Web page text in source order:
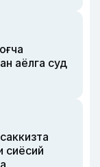
аёлга суд
сиёсий